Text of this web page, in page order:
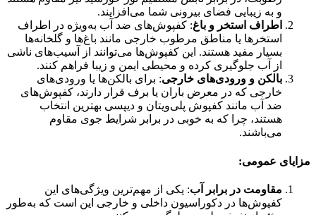
و به زیبایی فضای بیرونی شما می‌افزایند.
اطراف استخر و باغ: کفپوش‌های ضد آب به‌ویژه در اطراف
استخرها یا مناطق مرطوب خارجی مانند باغ‌ها و گلخانه‌ها
بسیار مفید هستند. این کفپوش‌ها می‌توانند از آسیب‌های ناشی
از آب جلوگیری کرده و محیطی ایمن و زیبا فراهم کنند.
بالکن و ورودی‌های خارجی: برای بالکن‌ها یا ورودی‌های
خارجی که در معرض باران یا برف قرار دارند، کفپوش‌های
ضد آب مانند کفپوش پلی‌ویتان و دیپسی بهترین انتخاب
هستند، چرا که به خوبی در برابر شرایط جوی مقاوم
می‌باشند.
مزایای عمومی:
مقاومت در برابر آب: یکی از مهم‌ترین ویژگی‌های این
کفپوش‌ها در دکوراسیون داخلی و خارجی این است که به‌طور